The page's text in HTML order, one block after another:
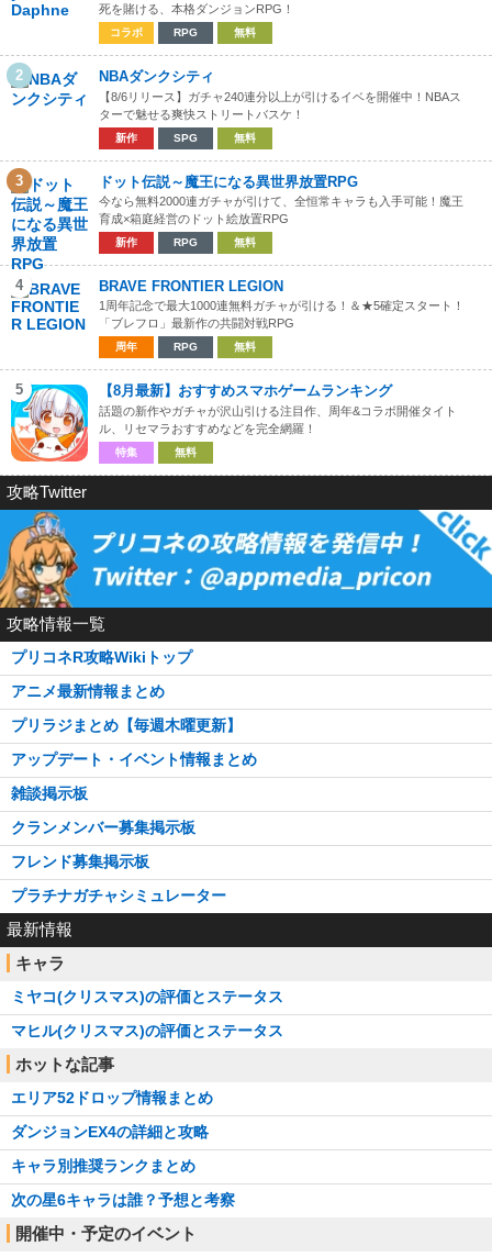
死を賭ける、本格ダンジョンRPG！
コラボ RPG 無料
2 NBAダンクシティ
【8/6リリース】ガチャ240連分以上が引けるイベを開催中！NBAス
ターで魅せる爽快ストリートバスケ！
新作 SPG 無料
3 ドット伝説～魔王になる異世界放置RPG
今なら無料2000連ガチャが引けて、全恒常キャラも入手可能！魔王
育成×箱庭経営のドット絵放置RPG
新作 RPG 無料
4 BRAVE FRONTIER LEGION
1周年記念で最大1000連無料ガチャが引ける！＆★5確定スタート！
「ブレフロ」最新作の共闘対戦RPG
周年 RPG 無料
5 【8月最新】おすすめスマホゲームランキング
話題の新作やガチャが沢山引ける注目作、周年&コラボ開催タイト
ル、リセマラおすすめなどを完全網羅！
特集 無料
攻略Twitter
攻略情報一覧
プリコネR攻略Wikiトップ
アニメ最新情報まとめ
プリラジまとめ【毎週木曜更新】
アップデート・イベント情報まとめ
雑談掲示板
クランメンバー募集掲示板
フレンド募集掲示板
プラチナガチャシミュレーター
最新情報
キャラ
ミヤコ(クリスマス)の評価とステータス
マヒル(クリスマス)の評価とステータス
ホットな記事
エリア52ドロップ情報まとめ
ダンジョンEX4の詳細と攻略
キャラ別推奨ランクまとめ
次の星6キャラは誰？予想と考察
開催中・予定のイベント